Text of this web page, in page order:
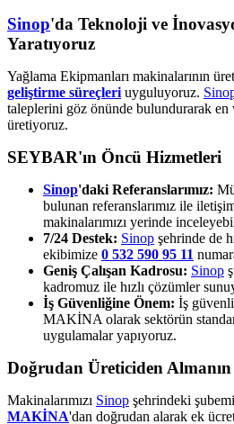
Sinop'da Teknoloji ve
Yaratıyoruz
Yağlama Ekipmanları makinalarının
geliştirme süreçleri uyguluyoruz.
taleplerini göz önünde bulundurarak
üretiyoruz.
SEYBAR'ın Öncü Hizmetleri
Sinop'daki Referanslarımız:
bulunan referanslarımız ile
makinalarımızı yerinde
7/24 Destek: Sinop şehrinde de
ekibimize 0 532 590 95 11
Geniş Çalışan Kadrosu: Sinop
kadromuz ile hızlı çözümler
İş Güvenliğine Önem: İş
MAKİNA olarak sektörün
uygulamalar yapıyoruz.
Doğrudan Üreticiden Almanın
Makinalarımızı Sinop şehrindeki
MAKİNA'dan doğrudan alarak ek